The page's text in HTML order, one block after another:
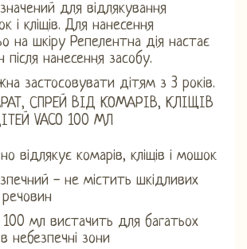
для відлякування
і кліщів. Для нанесення
на шкіру Репелентна дія настає
нанесення засобу.
застосовувати дітям з 3 років.
СПРЕЙ ВІД КОМАРІВ, КЛІЩІВ
VACO 100 МЛ
відлякує комарів, кліщів і мошок
- не містить шкідливих
речовин
мл вистачить для багатьох
небезпечні зони